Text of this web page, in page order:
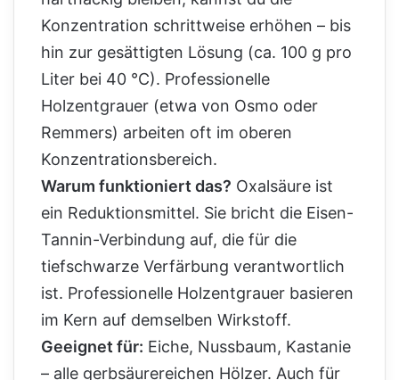
Konzentration schrittweise erhöhen – bis
hin zur gesättigten Lösung (ca. 100 g pro
Liter bei 40 °C). Professionelle
Holzentgrauer (etwa von Osmo oder
Remmers) arbeiten oft im oberen
Konzentrationsbereich.
Warum funktioniert das? Oxalsäure ist
ein Reduktionsmittel. Sie bricht die Eisen-
Tannin-Verbindung auf, die für die
tiefschwarze Verfärbung verantwortlich
ist. Professionelle Holzentgrauer basieren
im Kern auf demselben Wirkstoff.
Geeignet für: Eiche, Nussbaum, Kastanie
– alle gerbsäurereichen Hölzer. Auch für